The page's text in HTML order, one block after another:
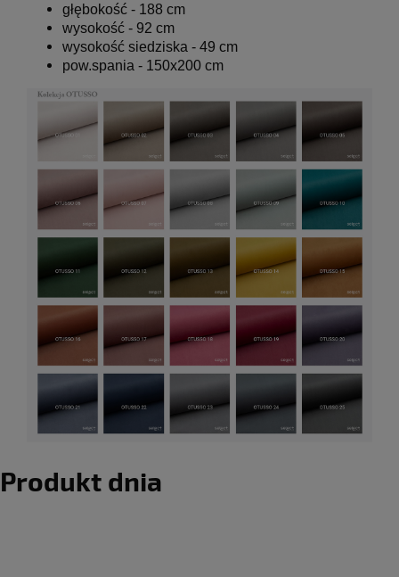
głębokość - 188 cm
wysokość - 92 cm
wysokość siedziska - 49 cm
pow.spania - 150x200 cm
Produkt dnia